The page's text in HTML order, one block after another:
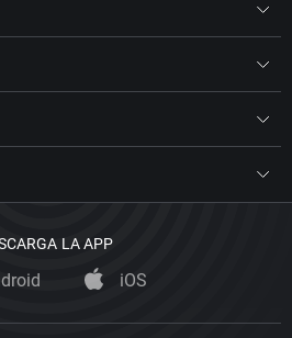
LA APP
iOS